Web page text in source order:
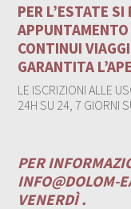
PER L’ESTATE
CONTINUI
GARANTITA
LE ISCRIZIONI ALLE
24H SU 24, 7 GIORNI
PER
INFO@DOLOM-
VENERDÌ .